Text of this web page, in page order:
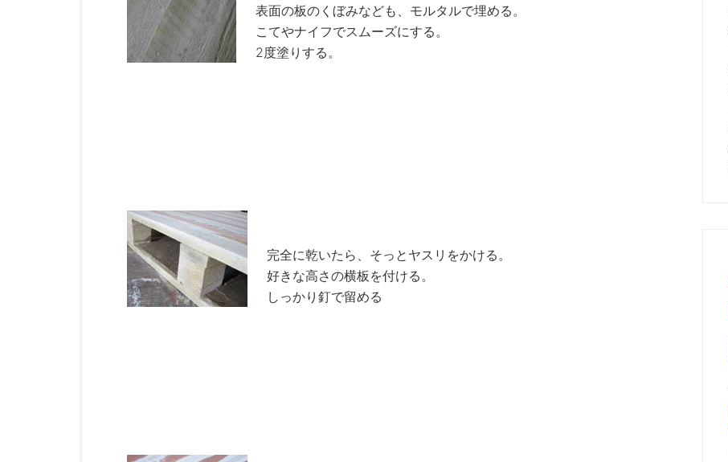
表面の板のくぼみなども、モルタルで埋める。
こてやナイフでスムーズにする。
2度塗りする。
完全に乾いたら、そっとヤスリをかける。
好きな高さの横板を付ける。
しっかり釘で留める